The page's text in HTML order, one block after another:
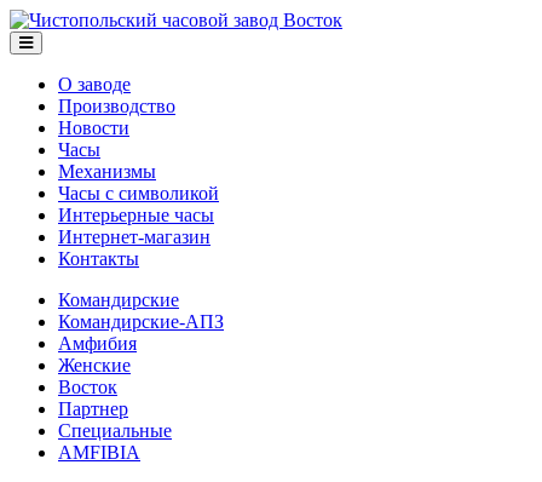
О заводе
Производство
Новости
Часы
Механизмы
Часы с символикой
Интерьерные часы
Интернет-магазин
Контакты
Командирские
Командирские-АПЗ
Амфибия
Женские
Восток
Партнер
Специальные
AMFIBIA